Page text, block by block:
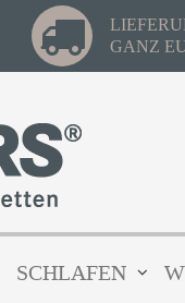
GANZ
SCHLAFEN